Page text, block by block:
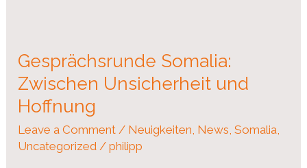
Gesprächsrunde Somalia:
Zwischen Unsicherheit und
Hoffnung​
Leave a Comment / Neuigkeiten, News,Somalia,
Uncategorized /philipp
Zwischen
Unsicherheit
und